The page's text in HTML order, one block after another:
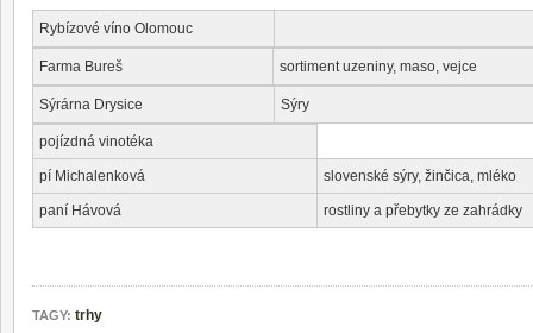
Rybízové víno Olomouc
Farma Bureš sortiment uzeniny, maso, vejce
Sýrárna Drysice Sýry
pojízdná vinotéka
pí Michalenková slovenské sýry, žinčica, mléko
paní Hávová rostliny a přebytky ze zahrádky
TAGY: trhy